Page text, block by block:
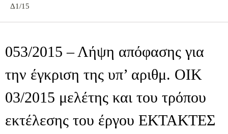
Δ1/15
053/2015 – Λήψη απόφασης για
την έγκριση της υπ’ αριθμ. ΟΙΚ
03/2015 μελέτης και του τρόπου
εκτέλεσης του έργου ΕΚΤΑΚΤΕΣ